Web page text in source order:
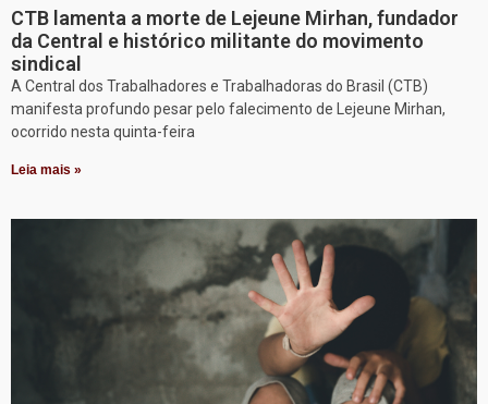
CTB lamenta a morte de Lejeune Mirhan, fundador
da Central e histórico militante do movimento
sindical
A Central dos Trabalhadores e Trabalhadoras do Brasil (CTB)
manifesta profundo pesar pelo falecimento de Lejeune Mirhan,
ocorrido nesta quinta-feira
Leia mais »